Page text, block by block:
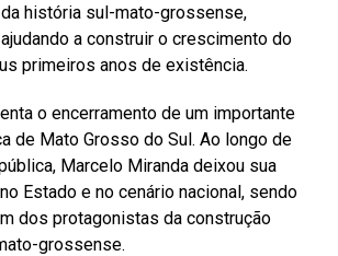
história sul-mato-grossense,
a construir o crescimento do
primeiros anos de existência.
o encerramento de um importante
de Mato Grosso do Sul. Ao longo de
Marcelo Miranda deixou sua
Estado e no cenário nacional, sendo
dos protagonistas da construção
grossense.